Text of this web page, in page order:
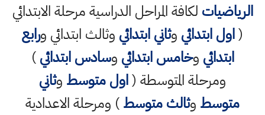
الرياضيات لكافة المراحل الدراسية مرحلة الابتدائي
(اول ابتدائي وثاني ابتدائي وثالث ابتدائي ورابع
ابتدائي وخامس ابتدائي وسادس ابتدائي)
ومرحلة المتوسطة (اول متوسط وثاني
متوسط وثالث متوسط) ومرحلة الاعدادية